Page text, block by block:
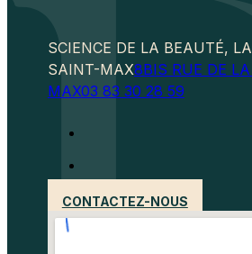
SCIENCE DE LA BEAUTÉ,
SAINT-MAX8BIS RUE DE
MAX03 83 30 28 59
CONTACTEZ-NOUS